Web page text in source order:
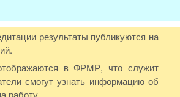
результаты публикуются на
в ФРМР, что служит
смогут узнать информацию об
работу.